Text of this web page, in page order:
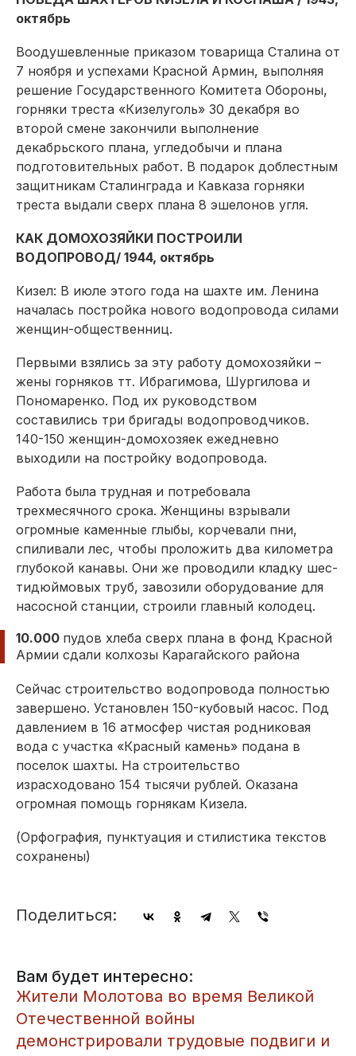
октябрь
Воодушевленные приказом товарища Сталина от
7 ноября и успехами Красной Армин, выполняя
решение Государственного Комитета Обороны,
горняки треста «Кизелуголь» 30 декабря во
второй смене закончили выполнение
декабрьского плана, угледобычи и плана
подготовительных работ. В подарок доблестным
защитникам Сталинграда и Кавказа горняки
треста выдали сверх плана 8 эшелонов угля.
КАК ДОМОХОЗЯЙКИ ПОСТРОИЛИ
ВОДОПРОВОД/ 1944, октябрь
Кизел: В июле этого года на шахте им. Ленина
началась постройка нового водопровода силами
женщин-общественниц.
Первыми взялись за эту работу домохозяйки –
жены горняков тт. Ибрагимова, Шургилова и
Пономаренко. Под их руководством
составились три бригады водопроводчиков.
140-150 женщин-домохозяек ежедневно
выходили на постройку водопровода.
Работа была трудная и потребовала
трехмесячного срока. Женщины взрывали
огромные каменные глыбы, корчевали пни,
спиливали лес, чтобы проложить два километра
глубокой канавы. Они же проводили кладку шес­
тидюймовых труб, завозили оборудование для
насосной станции, строили главный колодец.
10.000 пудов хлеба сверх плана в фонд Красной
Армии сдали колхозы Карагайского района
Сейчас строительство водопровода полностью
завершено. Установлен 150-кубовый насос. Под
давлением в 16 атмосфер чистая родниковая
вода с участка «Красный камень» подана в
поселок шахты. На строительство
израсходовано 154 тысячи руб­лей. Оказана
огромная помощь горнякам Кизела.
(Орфография, пунктуация и стилистика текстов
сохранены)
Поделиться:
Вам будет интересно:
Жители Молотова во время Великой
Отечественной войны
демонстрировали трудовые подвиги и